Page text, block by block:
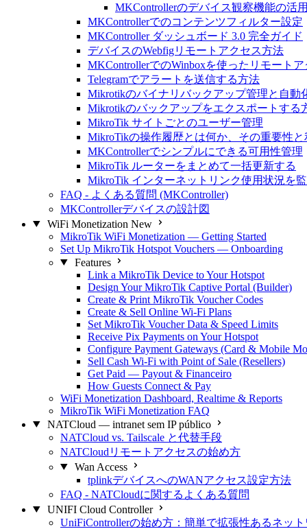
MKControllerのデバイス観察機能の活
MKControllerでのコンテンツフィルター設定
MKController ダッシュボード 3.0 完全ガイド
デバイスのWebfigリモートアクセス方法
MKControllerでのWinboxを使ったリモートア
Telegramでアラートを送信する方法
Mikrotikのバイナリバックアップ管理と自動
Mikrotikのバックアップをエクスポートする
MikroTik サイトごとのユーザー管理
MikroTikの操作履歴とは何か、その重要性
MKControllerでシンプルにできる可用性管理
MikroTik ルーターをまとめて一括更新する
MikroTik インターネットリンク使用状況を
FAQ - よくある質問 (MKController)
MKControllerデバイスの設計図
WiFi Monetization New
MikroTik WiFi Monetization — Getting Started
Set Up MikroTik Hotspot Vouchers — Onboarding
Features
Link a MikroTik Device to Your Hotspot
Design Your MikroTik Captive Portal (Builder)
Create & Print MikroTik Voucher Codes
Create & Sell Online Wi-Fi Plans
Set MikroTik Voucher Data & Speed Limits
Receive Pix Payments on Your Hotspot
Configure Payment Gateways (Card & Mobile
Sell Cash Wi-Fi with Point of Sale (Resellers)
Get Paid — Payout & Financeiro
How Guests Connect & Pay
WiFi Monetization Dashboard, Realtime & Reports
MikroTik WiFi Monetization FAQ
NATCloud — intranet sem IP público
NATCloud vs. Tailscale と代替手段
NATCloudリモートアクセスの始め方
Wan Access
tplinkデバイスへのWANアクセス設定方法
FAQ - NATCloudに関するよくある質問
UNIFI Cloud Controller
UniFiControllerの始め方：簡単で拡張性あるネッ